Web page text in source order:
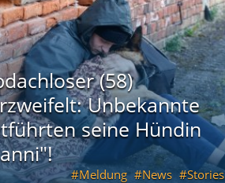
(58)
Unbekannte
seine Hündin
Meldung News Stories